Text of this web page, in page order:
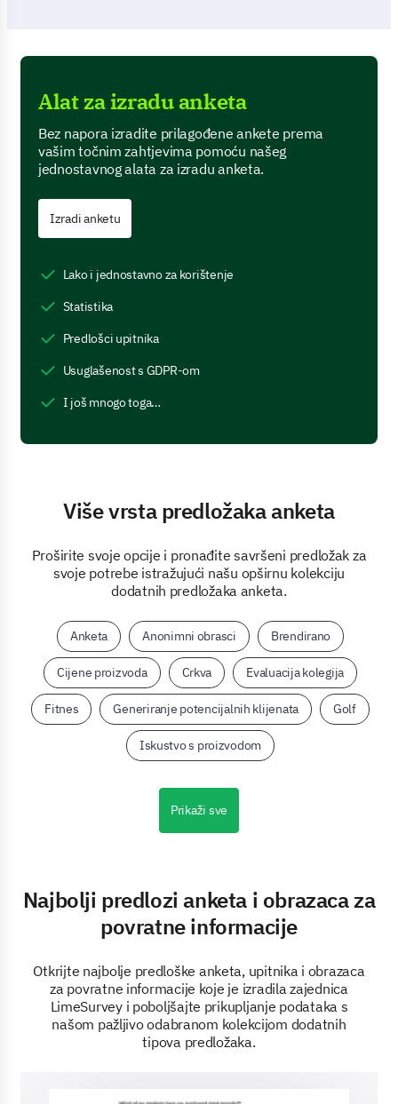
Alat za izradu anketa
Bez napora izradite prilagođene ankete prema
vašim točnim zahtjevima pomoću našeg
jednostavnog alata za izradu anketa.
Izradi anketu
Lako i jednostavno za korištenje
Statistika
Predlošci upitnika
Usuglašenost s GDPR-om
I još mnogo toga…
Više vrsta predložaka anketa
Proširite svoje opcije i pronađite savršeni predložak za
svoje potrebe istražujući našu opširnu kolekciju
dodatnih predložaka anketa.
Anketa Anonimni obrasci Brendirano
Cijene proizvoda Crkva Evaluacija kolegija
Fitnes Generiranje potencijalnih klijenata Golf
Iskustvo s proizvodom
Prikaži sve
Najbolji predlozi anketa i obrazaca za
povratne informacije
Otkrijte najbolje predloške anketa, upitnika i obrazaca
za povratne informacije koje je izradila zajednica
LimeSurvey i poboljšajte prikupljanje podataka s
našom pažljivo odabranom kolekcijom dodatnih
tipova predložaka.